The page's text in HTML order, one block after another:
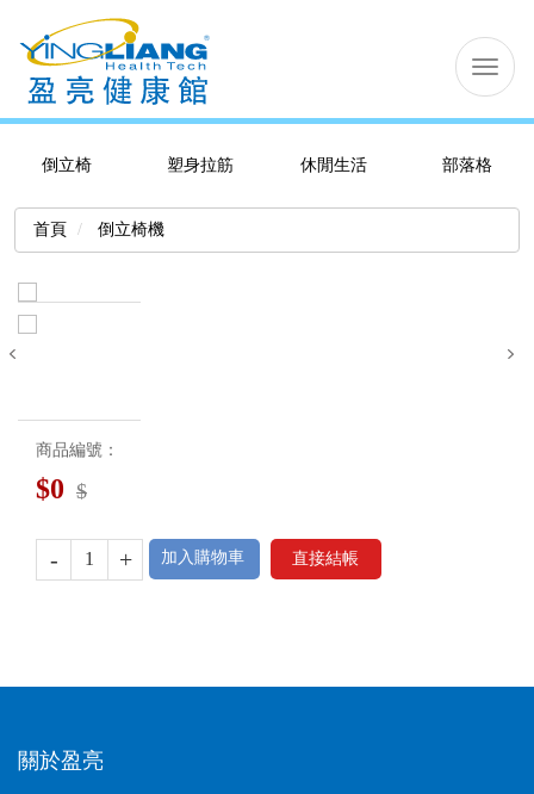
切
换
导
倒立椅
塑身拉筋 休閒生活 部落格
首頁 倒立椅機
商品編號：
$0 $
- + 加入購物車 直接結帳
關於盈亮